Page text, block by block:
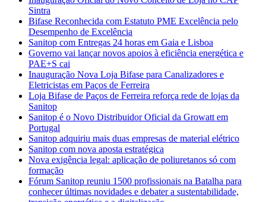
Sintra
Bifase Reconhecida com Estatuto PME Excelência pelo
Desempenho de Excelência
Sanitop com Entregas 24 horas em Gaia e Lisboa
Governo vai lançar novos apoios à eficiência energética e
PAE+S cai
Inauguração Nova Loja Bifase para Canalizadores e
Eletricistas em Paços de Ferreira
Loja Bifase de Paços de Ferreira reforça rede de lojas da
Sanitop
Sanitop é o Novo Distribuidor Oficial da Growatt em
Portugal
Sanitop adquiriu mais duas empresas de material elétrico
Sanitop com nova aposta estratégica
Nova exigência legal: aplicação de poliuretanos só com
formação
Fórum Sanitop reuniu 1500 profissionais na Batalha para
conhecer últimas novidades e debater a sustentabilidade,